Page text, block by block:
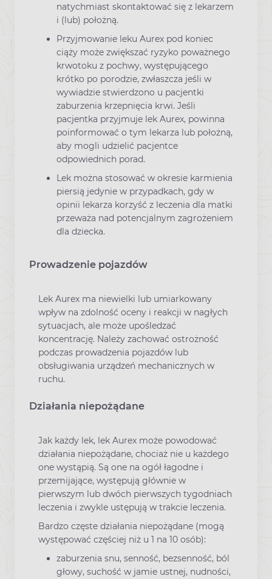
natychmiast skontaktować się z lekarzem
i (lub) położną.
Przyjmowanie leku Aurex pod koniec
ciąży może zwiększać ryzyko poważnego
krwotoku z pochwy, występującego
krótko po porodzie, zwłaszcza jeśli w
wywiadzie stwierdzono u pacjentki
zaburzenia krzepnięcia krwi. Jeśli
pacjentka przyjmuje lek Aurex, powinna
poinformować o tym lekarza lub położną,
aby mogli udzielić pacjentce
odpowiednich porad.
Lek można stosować w okresie karmienia
piersią jedynie w przypadkach, gdy w
opinii lekarza korzyść z leczenia dla matki
przeważa nad potencjalnym zagrożeniem
dla dziecka.
Prowadzenie pojazdów
Lek Aurex ma niewielki lub umiarkowany
wpływ na zdolność oceny i reakcji w nagłych
sytuacjach, ale może upośledzać
koncentrację. Należy zachować ostrożność
podczas prowadzenia pojazdów lub
obsługiwania urządzeń mechanicznych w
ruchu.
Działania niepożądane
Jak każdy lek, lek Aurex może powodować
działania niepożądane, chociaż nie u każdego
one wystąpią. Są one na ogół łagodne i
przemijające, występują głównie w
pierwszym lub dwóch pierwszych tygodniach
leczenia i zwykle ustępują w trakcie leczenia.
Bardzo częste działania niepożądane (mogą
występować częściej niż u 1 na 10 osób):
zaburzenia snu, senność, bezsenność, ból
głowy, suchość w jamie ustnej, nudności,